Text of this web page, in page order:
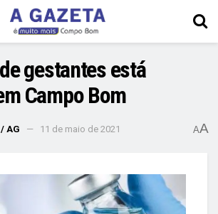
gestantes está
Campo Bom
/ AG 11 de maio de 2021 AA